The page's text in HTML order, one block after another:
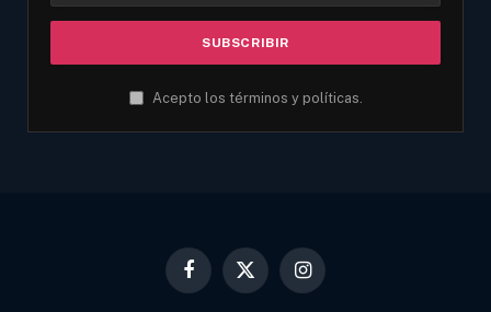
Acepto los términos y políticas.
Facebook
X
Instagram